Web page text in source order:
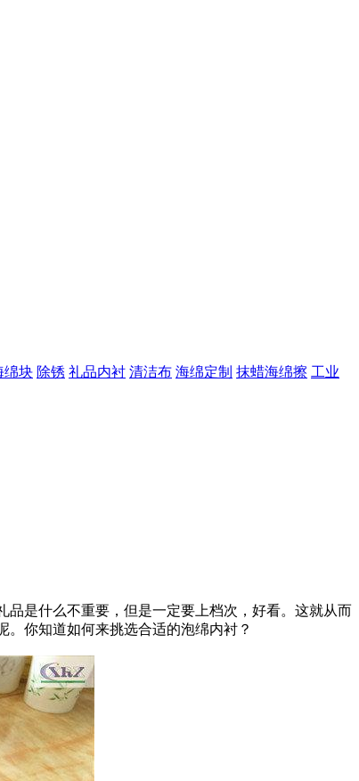
绵块 除锈 礼品内衬 清洁布 海绵定制 抹蜡海绵擦 工业
是什么不重要，但是一定要上档次，好看。这就从而
你知道如何来挑选合适的泡绵内衬？